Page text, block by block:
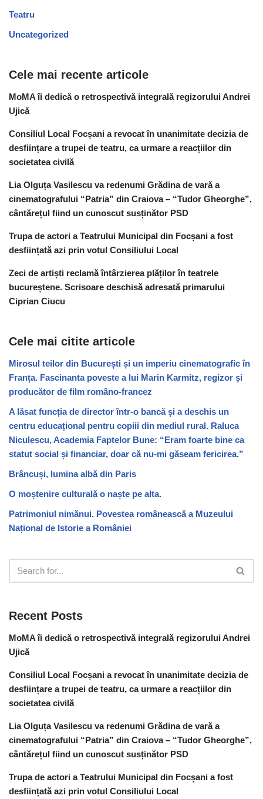
Teatru
Uncategorized
Cele mai recente articole
MoMA îi dedică o retrospectivă integrală regizorului Andrei
Ujică
Consiliul Local Focșani a revocat în unanimitate decizia de
desființare a trupei de teatru, ca urmare a reacțiilor din
societatea civilă
Lia Olguța Vasilescu va redenumi Grădina de vară a
cinematografului “Patria” din Craiova – “Tudor Gheorghe”,
cântărețul fiind un cunoscut susținător PSD
Trupa de actori a Teatrului Municipal din Focșani a fost
desființată azi prin votul Consiliului Local
Zeci de artiști reclamă întârzierea plăților în teatrele
bucureștene. Scrisoare deschisă adresată primarului
Ciprian Ciucu
Cele mai citite articole
Mirosul teilor din București și un imperiu cinematografic în
Franța. Fascinanta poveste a lui Marin Karmitz, regizor și
producător de film româno-francez
A lăsat funcția de director într-o bancă și a deschis un
centru educațional pentru copiii din mediul rural. Raluca
Niculescu, Academia Faptelor Bune: “Eram foarte bine ca
statut social și financiar, doar că nu-mi găseam fericirea.”
Brâncuși, lumina albă din Paris
O moștenire culturală o naște pe alta.
Patrimoniul nimănui. Povestea românească a Muzeului
Național de Istorie a României
Recent Posts
MoMA îi dedică o retrospectivă integrală regizorului Andrei
Ujică
Consiliul Local Focșani a revocat în unanimitate decizia de
desființare a trupei de teatru, ca urmare a reacțiilor din
societatea civilă
Lia Olguța Vasilescu va redenumi Grădina de vară a
cinematografului “Patria” din Craiova – “Tudor Gheorghe”,
cântărețul fiind un cunoscut susținător PSD
Trupa de actori a Teatrului Municipal din Focșani a fost
desființată azi prin votul Consiliului Local